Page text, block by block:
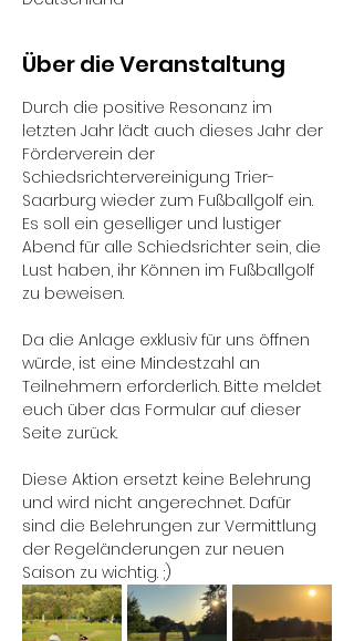
Über die Veranstaltung
Durch die positive Resonanz im
letzten Jahr lädt auch dieses Jahr der
Förderverein der
Schiedsrichtervereinigung Trier-
Saarburg wieder zum Fußballgolf ein.
Es soll ein geselliger und lustiger
Abend für alle Schiedsrichter sein, die
Lust haben, ihr Können im Fußballgolf
zu beweisen.
Da die Anlage exklusiv für uns öffnen
würde, ist eine Mindestzahl an
Teilnehmern erforderlich. Bitte meldet
euch über das Formular auf dieser
Seite zurück.
Diese Aktion ersetzt keine Belehrung
und wird nicht angerechnet. Dafür
sind die Belehrungen zur Vermittlung
der Regeländerungen zur neuen
Saison zu wichtig. ;)